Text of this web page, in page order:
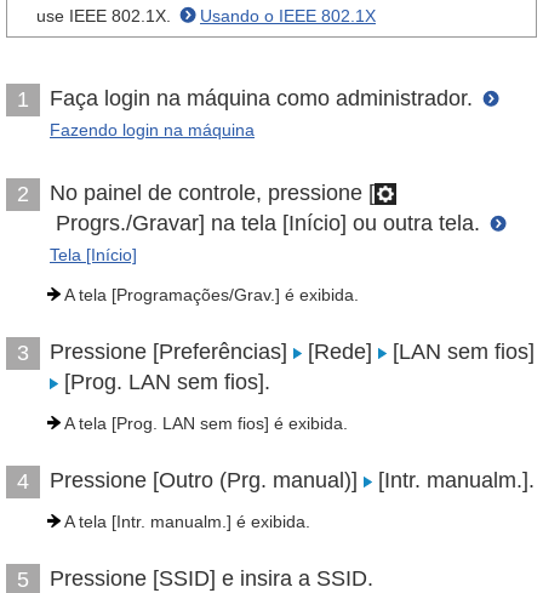
use IEEE 802.1X.
Usando o IEEE 802.1X
1 Faça login na máquina como administrador.
Fazendo login na máquina
2
No painel de controle, pressione [
Progrs./Gravar] na tela [Início] ou outra tela.
Tela [Início]
A tela [Programações/Grav.] é exibida.
3 Pressione [Preferências] [Rede]
[LAN sem fios]
[Prog. LAN sem fios].
A tela [Prog. LAN sem fios] é exibida.
4 Pressione [Outro (Prg. manual)] [Intr. manualm.].
A tela [Intr. manualm.] é exibida.
5 Pressione [SSID] e insira a SSID.